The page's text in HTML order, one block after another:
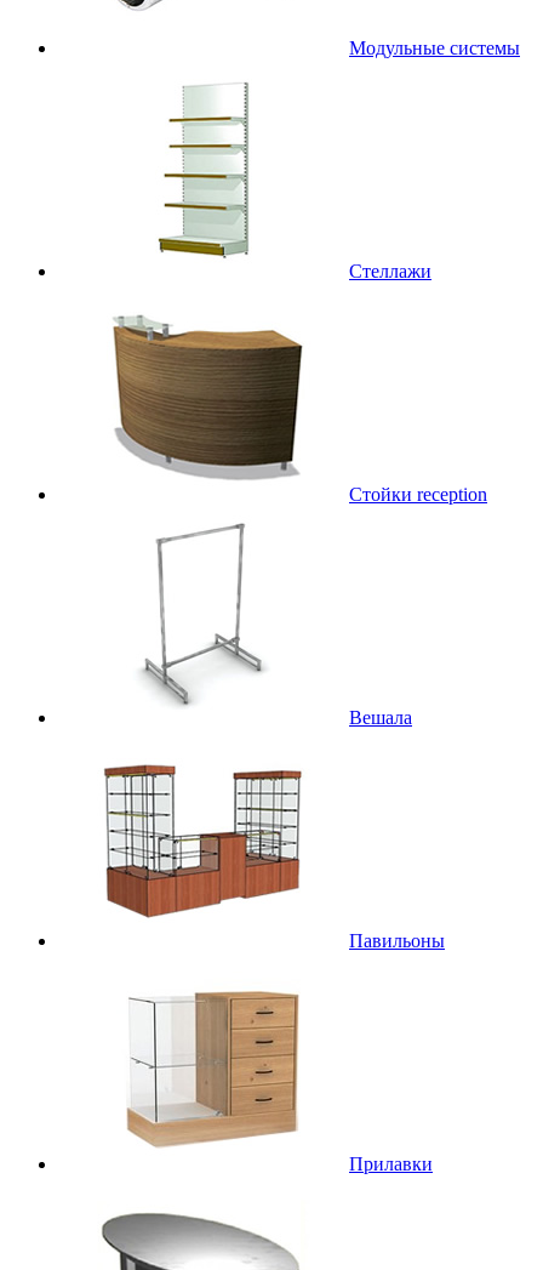
Модульные системы
Стеллажи
Стойки reception
Вешала
Павильоны
Прилавки